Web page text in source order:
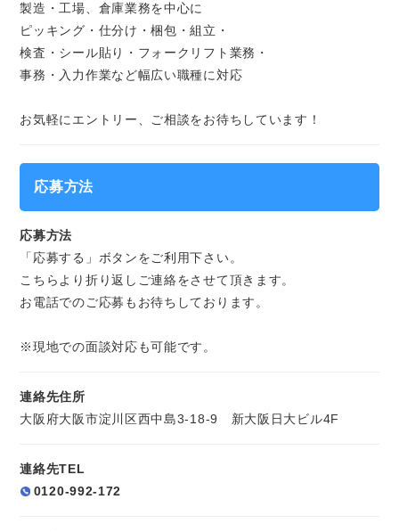
製造・工場、倉庫業務を中心に
ピッキング・仕分け・梱包・組立・
検査・シール貼り・フォークリフト業務・
事務・入力作業など幅広い職種に対応
お気軽にエントリー、ご相談をお待ちしています！
応募方法
応募方法
「応募する」ボタンをご利用下さい。
こちらより折り返しご連絡をさせて頂きます。
お電話でのご応募もお待ちしております。
※現地での面談対応も可能です。
連絡先住所
大阪府大阪市淀川区西中島3-18-9 新大阪日大ビル4F
連絡先TEL
0120-992-172